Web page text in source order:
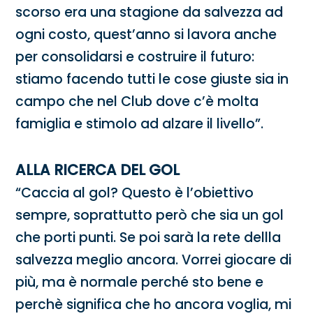
scorso era una stagione da salvezza ad
ogni costo, quest’anno si lavora anche
per consolidarsi e costruire il futuro:
stiamo facendo tutti le cose giuste sia in
campo che nel Club dove c’è molta
famiglia e stimolo ad alzare il livello”.
ALLA RICERCA DEL GOL
“Caccia al gol? Questo è l’obiettivo
sempre, soprattutto però che sia un gol
che porti punti. Se poi sarà la rete dellla
salvezza meglio ancora. Vorrei giocare di
più, ma è normale perché sto bene e
perchè significa che ho ancora voglia, mi